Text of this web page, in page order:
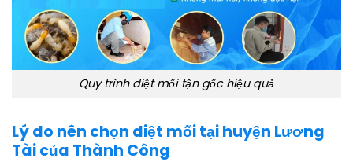
Quy trình diệt mối tận gốc hiệu quả
Lý do nên chọn diệt mối tại huyện Lương
Tài của Thành Công